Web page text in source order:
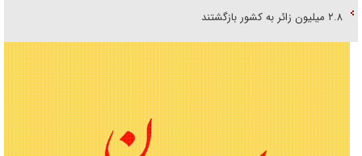
۲.۸ میلیون زائر به کشور بازگشتند